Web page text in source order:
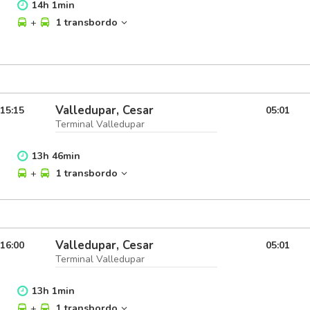
14h 1min
+
1 transbordo
15:15 Valledupar, Cesar
Terminal Valledupar
05:01
13h 46min
+
1 transbordo
16:00 Valledupar, Cesar
Terminal Valledupar
05:01
13h 1min